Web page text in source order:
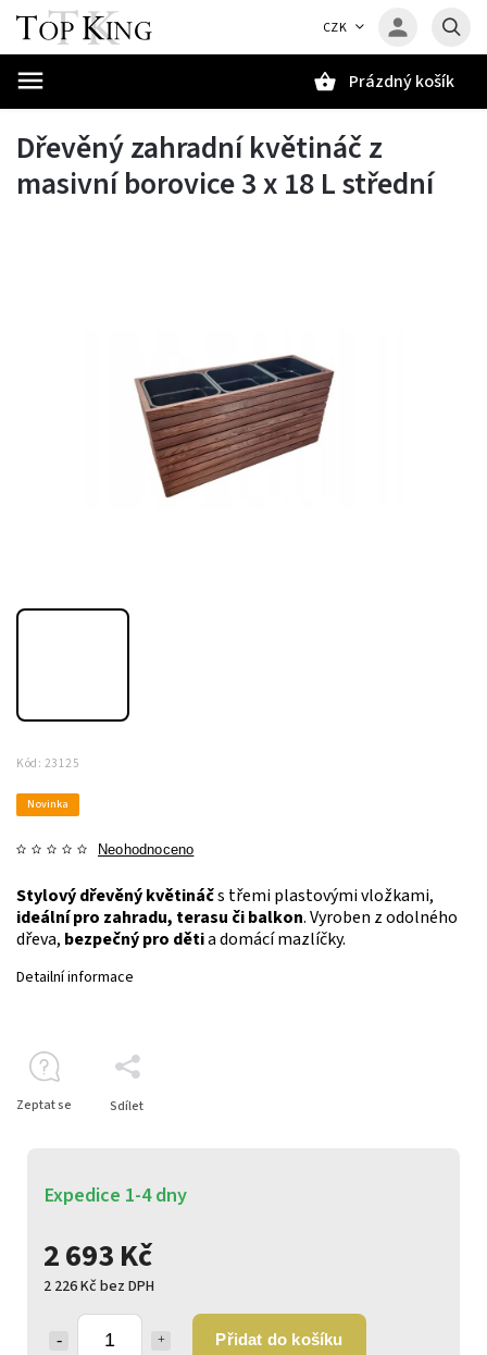
CZK
Prázdný košík
Dřevěný zahradní květináč z
masivní borovice 3 x 18 L střední
Kód: 23125
Novinka
Neohodnoceno
2 693 Kč
2 226 Kč bez DPH
Přidat do košíku
Expedice 1-4 dny
Stylový dřevěný květináčs třemi plastovými vložkami,
ideální pro zahradu, terasu či balkon. Vyroben z odolného
dřeva, bezpečný pro dětia domácí mazlíčky.
Detailní informace
Zeptat se Sdílet